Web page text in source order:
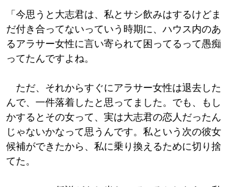
「今思うと大志君は、私とサシ飲みはするけどま
だ付き合ってないっていう時期に、ハウス内のあ
るアラサー女性に言い寄られて困ってるって愚痴
ってたんですよね。
ただ、それからすぐにアラサー女性は退去した
んで、一件落着したと思ってました。でも、もし
かするとその女って、実は大志君の恋人だったん
じゃないかなって思うんです。私という次の彼女
候補ができたから、私に乗り換えるために切り捨
てた。